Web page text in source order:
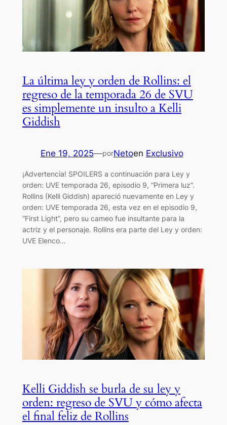
La última ley y orden de Rollins: el
regreso de la temporada 26 de SVU
es simplemente un insulto a Kelli
Giddish
Ene 19, 2025—porNetoen Exclusivo
¡Advertencia! SPOILERS a continuación para Ley y
orden: UVE temporada 26, episodio 9, “Primera luz”.
Rollins (Kelli Giddish) apareció nuevamente en Ley y
orden: UVE temporada 26, esta vez en el episodio 9,
“First Light”, pero su cameo fue insultante para la
actriz y el personaje. Rollins era parte del Ley y orden:
UVE Elenco…
Kelli Giddish se burla de su ley y
orden: regreso de SVU y cómo afecta
el final feliz de Rollins